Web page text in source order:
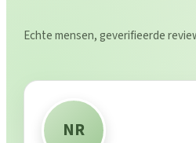
Echte mensen, geverifieerde
NR